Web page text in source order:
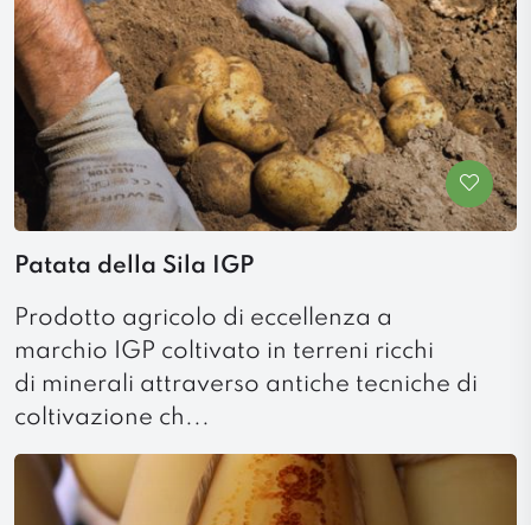
Patata della Sila IGP
Prodotto agricolo di eccellenza a
marchio IGP coltivato in terreni ricchi
di minerali attraverso antiche tecniche di
coltivazione ch...